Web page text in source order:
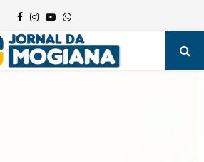
Facebook
Instagram
YoutubeWhatsapp